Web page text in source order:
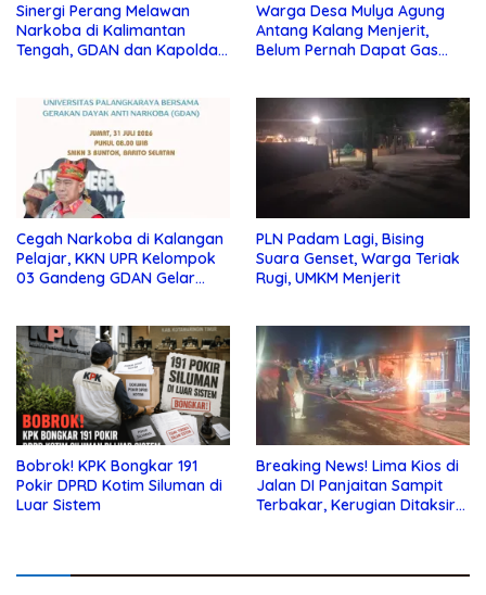
Sinergi Perang Melawan
Narkoba di Kalimantan
Tengah, GDAN dan Kapolda
Warga Desa Mulya Agung
Antang Kalang Menjerit,
Belum Pernah Dapat Gas
Cegah Narkoba di Kalangan
Pelajar, KKN UPR Kelompok
03 Gandeng GDAN Gelar
PLN Padam Lagi, Bising
Suara Genset, Warga Teriak
Rugi, UMKM Menjerit
Bobrok! KPK Bongkar 191
Pokir DPRD Kotim Siluman di
Luar Sistem
Breaking News! Lima Kios di
Jalan DI Panjaitan Sampit
Terbakar, Kerugian Ditaksir